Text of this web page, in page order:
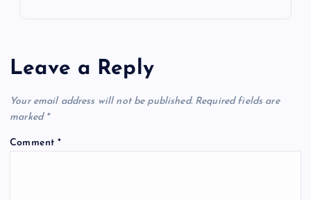
Leave a Reply
Your email address will not be published. Required fields are
marked *
Comment*